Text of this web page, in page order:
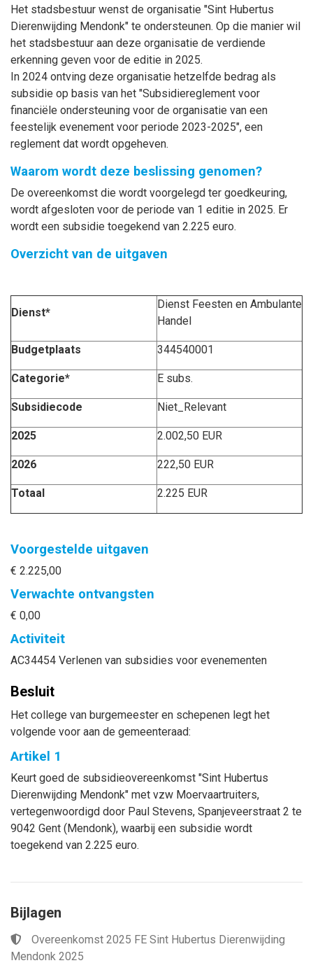
Het stadsbestuur wenst de organisatie "Sint Hubertus
Dierenwijding Mendonk" te ondersteunen. Op die manier wil
het stadsbestuur aan deze organisatie de verdiende
erkenning geven voor de editie in 2025.
In 2024 ontving deze organisatie hetzelfde bedrag als
subsidie op basis van het "Subsidiereglement voor
financiële ondersteuning voor de organisatie van een
feestelijk evenement voor periode 2023-2025", een
reglement dat wordt opgeheven.
Waarom wordt deze beslissing genomen?
De overeenkomst die wordt voorgelegd ter goedkeuring,
wordt afgesloten voor de periode van 1 editie in 2025. Er
wordt een subsidie toegekend van 2.225 euro.
Overzicht van de uitgaven
Dienst*
Dienst Feesten en Ambulante
Handel
Budgetplaats 344540001
Categorie* E subs.
Subsidiecode Niet_Relevant
2025 2.002,50 EUR
2026 222,50 EUR
Totaal 2.225 EUR
Voorgestelde uitgaven
€ 2.225,00
Verwachte ontvangsten
€ 0,00
Activiteit
AC34454 Verlenen van subsidies voor evenementen
Besluit
Het college van burgemeester en schepenen legt het
volgende voor aan de gemeenteraad:
Artikel 1
Keurt goed de subsidieovereenkomst "Sint Hubertus
Dierenwijding Mendonk" met vzw Moervaartruiters,
vertegenwoordigd door Paul Stevens, Spanjeveerstraat 2 te
9042 Gent (Mendonk), waarbij een subsidie wordt
toegekend van 2.225 euro.
Bijlagen
Overeenkomst 2025 FE Sint Hubertus Dierenwijding
Mendonk 2025